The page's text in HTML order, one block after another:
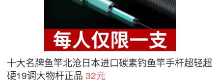
十大名牌鱼竿北沧日本进口碳素钓鱼竿手杆超轻超
硬19调大物杆正品 32元